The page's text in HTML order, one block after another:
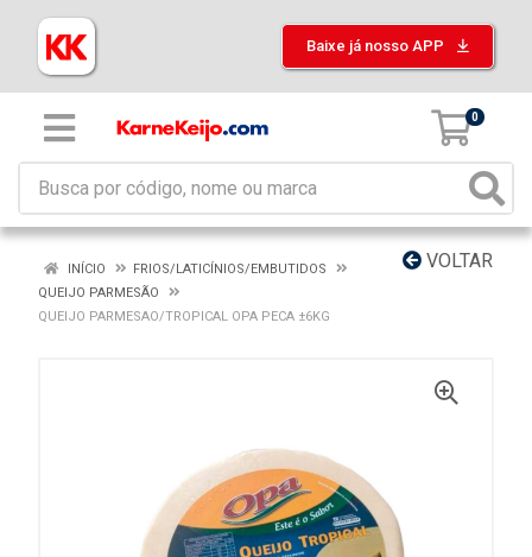
Baixe já nosso APP
0
VOLTAR
INÍCIO
FRIOS/LATICÍNIOS/EMBUTIDOS
QUEIJO PARMESÃO
QUEIJO PARMESAO/TROPICAL OPA PECA ±6KG